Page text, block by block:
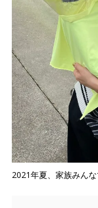
2021年夏、家族みん